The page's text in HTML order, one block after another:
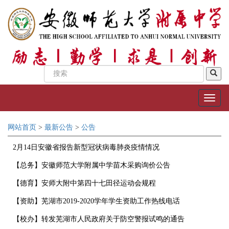
网站首页 > 最新公告 > 公告
2月14日安徽省报告新型冠状病毒肺炎疫情情况
【总务】安徽师范大学附属中学苗木采购询价公告
【德育】安师大附中第四十七田径运动会规程
【资助】芜湖市2019-2020学年学生资助工作热线电话
【校办】转发芜湖市人民政府关于防空警报试鸣的通告